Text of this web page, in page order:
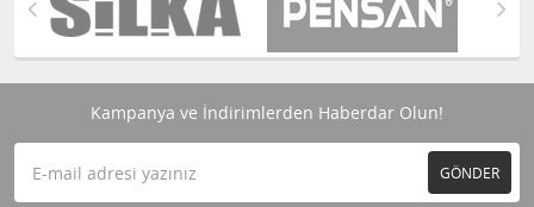
Kampanya ve İndirimlerden Haberdar Olun!
GÖNDER